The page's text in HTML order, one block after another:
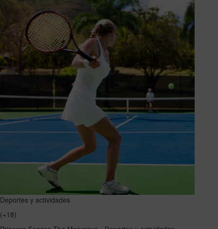
Deportes y actividades
(+18)